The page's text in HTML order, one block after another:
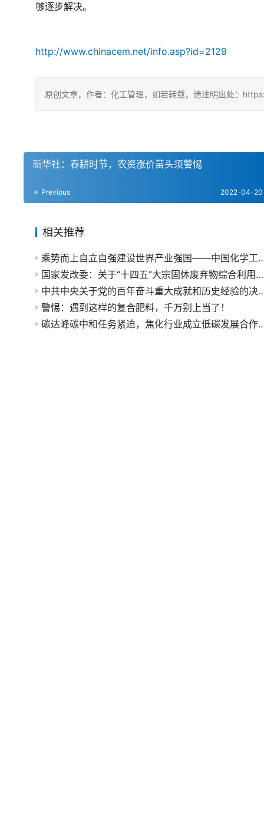
够逐步解决。
http://www.chinacem.net/info.asp?id=2129
原创文章，作者：化工管理，如若转载，请注明出处：
新华社：春耕时节，农资涨价苗头须警惕
Previous 2022-04-20
相关推荐
乘势而上自立自强建设世界产业强
国家发改委：关于“十四五”大宗固体废弃物综合利用的指导意见
中共中央关于党的百年奋斗重
警惕：遇到这样的复合肥料，千万别上当了！
碳达峰碳中和任务紧迫，焦